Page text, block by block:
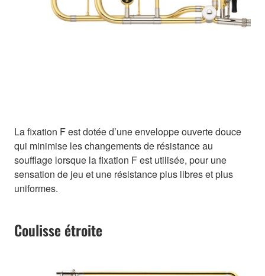
La fixation F est dotée d’une enveloppe ouverte douce
qui minimise les changements de résistance au
soufflage lorsque la fixation F est utilisée, pour une
sensation de jeu et une résistance plus libres et plus
uniformes.
Coulisse étroite